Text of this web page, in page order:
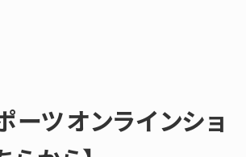
ーツオンラインショ